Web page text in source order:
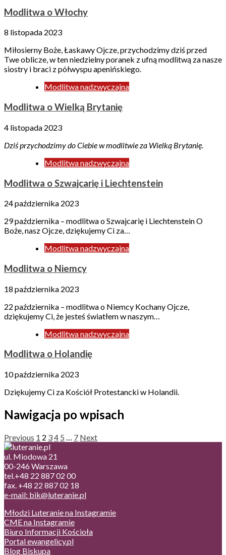
Modlitwa o Włochy
8 listopada 2023
Miłosierny Boże, Łaskawy Ojcze, przychodzimy dziś przed
Twe oblicze, w ten niedzielny poranek z ufną modlitwą za nasze
siostry i braci z półwyspu apenińskiego.
Modlitwa nadzwyczajna
Modlitwa o Wielką Brytanię
4 listopada 2023
Dziś przychodzimy do Ciebie w modlitwie za Wielką Brytanię.
Modlitwa nadzwyczajna
Modlitwa o Szwajcarię i Liechtenstein
24 października 2023
29 października – modlitwa o Szwajcarię i Liechtenstein O
Boże, nasz Ojcze, dziękujemy Ci za…
Modlitwa nadzwyczajna
Modlitwa o Niemcy
18 października 2023
22 października – modlitwa o Niemcy Kochany Ojcze,
dziękujemy Ci, że jesteś światłem w naszym…
Modlitwa nadzwyczajna
Modlitwa o Holandię
10 października 2023
Dziękujemy Ci za Kościół Protestancki w Holandii.
Nawigacja po wpisach
Previous 1 2 34 5 … 7 Next
ul. Miodowa 21
00-246 Warszawa
tel.+48 22 887 02 00
fax. +48 22 887 02 18
e-mail: bik@luteranie.pl
Młodzi Luteranie na Instagramie
CME na Instagramie
Biuro Informacji Kościoła
Portal ewangelicy.pl
Blog Biskupa